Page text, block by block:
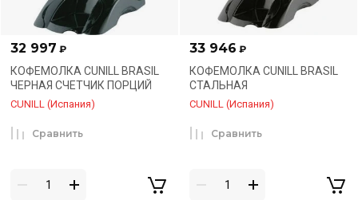
32 997 ₽
КОФЕМОЛКА CUNILL BRASIL
ЧЕРНАЯ СЧЕТЧИК ПОРЦИЙ
CUNILL (Испания)
Сравнить
33 946 ₽
КОФЕМОЛКА CUNILL BRASIL
СТАЛЬНАЯ
CUNILL (Испания)
Сравнить